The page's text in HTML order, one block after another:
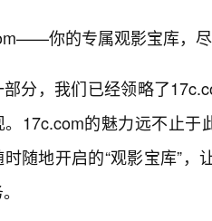
你的专属观影宝库，
分，我们已经领略了
17c.com的魅力远不止于
随地开启的“观影宝库”